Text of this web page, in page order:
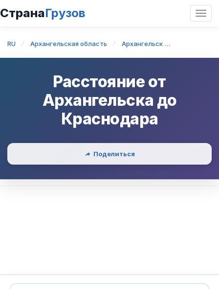
СтранаГрузов
RU Архангельская область Архангельск
Расстояние от
Архангельска до
Краснодара
Поделиться